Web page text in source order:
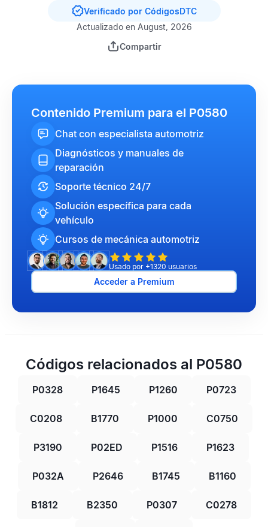
Verificado por CódigosDTC
Actualizado en August, 2026
Compartir
Contenido Premium para el P0580
Chat con especialista automotriz
Diagnósticos y manuales de
reparación
Soporte técnico 24/7
Solución específica para cada
vehículo
Cursos de mecánica automotriz
Usado por +1320 usuarios
Acceder a Premium
Códigos relacionados al P0580
P0328 P1645 P1260 P0723
C0208 B1770 P1000 C0750
P3190 P02ED P1516 P1623
P032A P2646 B1745 B1160
B1812 B2350 P0307 C0278